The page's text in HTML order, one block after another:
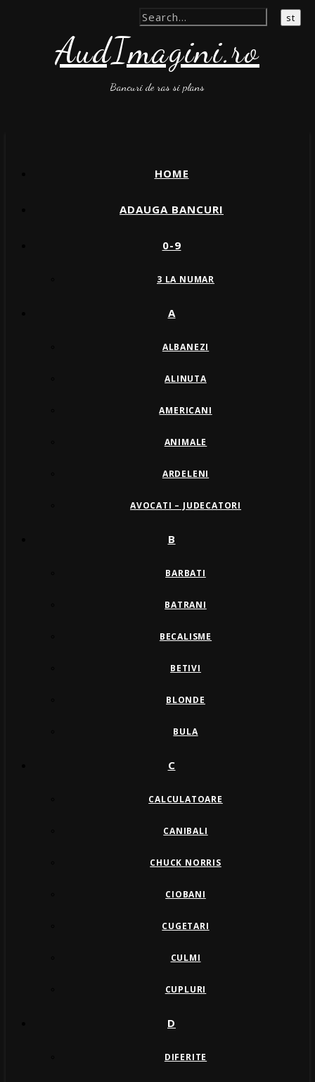
AudImagini.ro
Bancuri de ras si plans
HOME
ADAUGA BANCURI
0-9
3 LA NUMAR
A
ALBANEZI
ALINUTA
AMERICANI
ANIMALE
ARDELENI
AVOCATI – JUDECATORI
B
BARBATI
BATRANI
BECALISME
BETIVI
BLONDE
BULA
C
CALCULATOARE
CANIBALI
CHUCK NORRIS
CIOBANI
CUGETARI
CULMI
CUPLURI
D
DIFERITE